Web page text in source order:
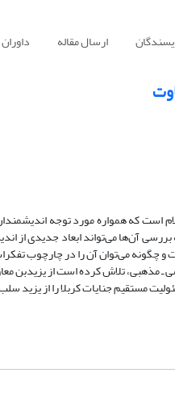
ارسال مقاله داوران
آن‌ها می‌تواند ابعاد جدیدی
و چگونه می‌توان آن را در چارچوب
مذهبی، تلاش کرده است از یزیدبن
مستقیم جنایات کربلا را از یزید